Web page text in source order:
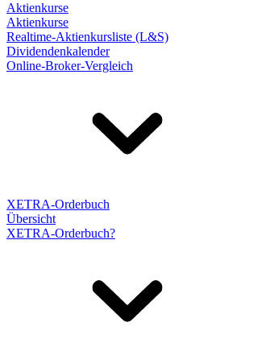
Aktienkurse
Aktienkurse
Realtime-Aktienkursliste (L&S)
Dividendenkalender
Online-Broker-Vergleich
XETRA-Orderbuch
Übersicht
XETRA-Orderbuch?